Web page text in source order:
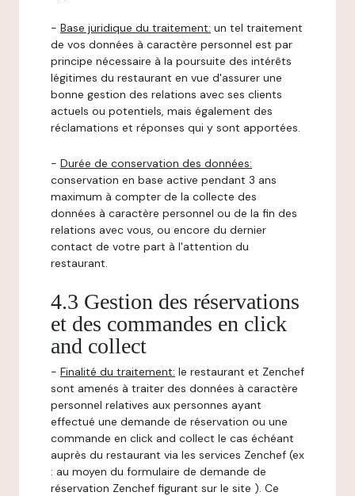
- Base juridique du traitement: un tel traitement
de vos données à caractère personnel est par
principe nécessaire à la poursuite des intérêts
légitimes du restaurant en vue d'assurer une
bonne gestion des relations avec ses clients
actuels ou potentiels, mais également des
réclamations et réponses qui y sont apportées.
- Durée de conservation des données:
conservation en base active pendant 3 ans
maximum à compter de la collecte des
données à caractère personnel ou de la fin des
relations avec vous, ou encore du dernier
contact de votre part à l'attention du
restaurant.
4.3 Gestion des réservations
et des commandes en click
and collect
- Finalité du traitement: le restaurant et Zenchef
sont amenés à traiter des données à caractère
personnel relatives aux personnes ayant
effectué une demande de réservation ou une
commande en click and collect le cas échéant
auprès du restaurant via les services Zenchef (ex
: au moyen du formulaire de demande de
réservation Zenchef figurant sur le site ). Ce